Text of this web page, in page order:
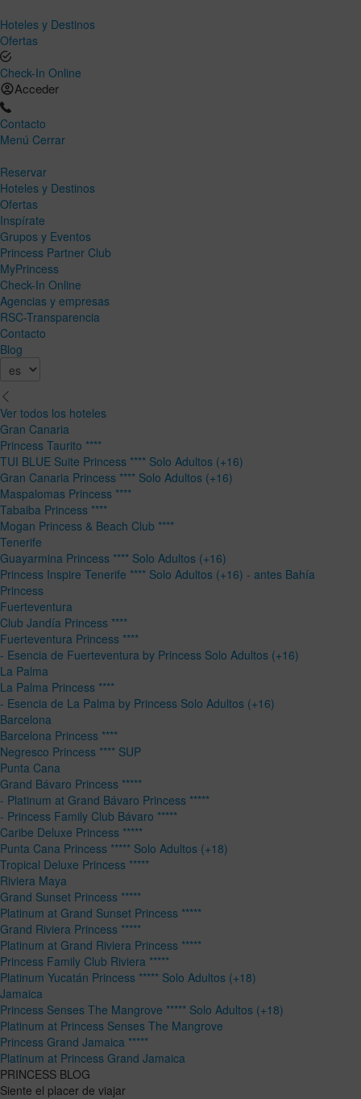
Hoteles y Destinos
Ofertas
Check-In Online
Acceder
Contacto
Menú Cerrar
Reservar
Hoteles y Destinos
Ofertas
Inspírate
Grupos y Eventos
Princess Partner Club
MyPrincess
Check-In Online
Agencias y empresas
RSC-Transparencia
Contacto
Blog
Ver todos los hoteles
Gran Canaria
Princess Taurito ****
TUI BLUE Suite Princess **** Solo Adultos (+16)
Gran Canaria Princess **** Solo Adultos (+16)
Maspalomas Princess ****
Tabaiba Princess ****
Mogan Princess & Beach Club ****
Tenerife
Guayarmina Princess **** Solo Adultos (+16)
Princess Inspire Tenerife **** Solo Adultos (+16) - antes Bahía
Princess
Fuerteventura
Club Jandía Princess ****
Fuerteventura Princess ****
- Esencia de Fuerteventura by Princess Solo Adultos (+16)
La Palma
La Palma Princess ****
- Esencia de La Palma by Princess Solo Adultos (+16)
Barcelona
Barcelona Princess ****
Negresco Princess **** SUP
Punta Cana
Grand Bávaro Princess *****
- Platinum at Grand Bávaro Princess *****
- Princess Family Club Bávaro *****
Caribe Deluxe Princess *****
Punta Cana Princess ***** Solo Adultos (+18)
Tropical Deluxe Princess *****
Riviera Maya
Grand Sunset Princess *****
Platinum at Grand Sunset Princess *****
Grand Riviera Princess *****
Platinum at Grand Riviera Princess *****
Princess Family Club Riviera *****
Platinum Yucatán Princess ***** Solo Adultos (+18)
Jamaica
Princess Senses The Mangrove ***** Solo Adultos (+18)
Platinum at Princess Senses The Mangrove
Princess Grand Jamaica *****
Platinum at Princess Grand Jamaica
PRINCESS BLOG
Siente el placer de viajar